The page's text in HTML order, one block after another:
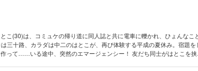
こ(30)は、コミュケの帰り道に同人誌と共に電車に轢かれ、ひょんなこ
三十路、カラダは中二のはとこが、再び体験する平成の夏休み。宿題を
って……いる途中、突然のエマージェンシー！ 友だち同士がはとこを挟